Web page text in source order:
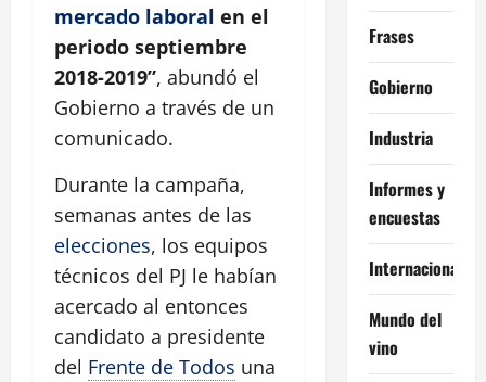
mercado laboral en el
periodo septiembre
2018-2019”, abundó el
Gobierno a través de un
comunicado.
Durante la campaña,
semanas antes de las
elecciones, los equipos
técnicos del PJ le habían
acercado al entonces
candidato a presidente
del Frente de Todos una
Frases
Gobierno
Industria
Informes y
encuestas
Internacional
Mundo del
vino